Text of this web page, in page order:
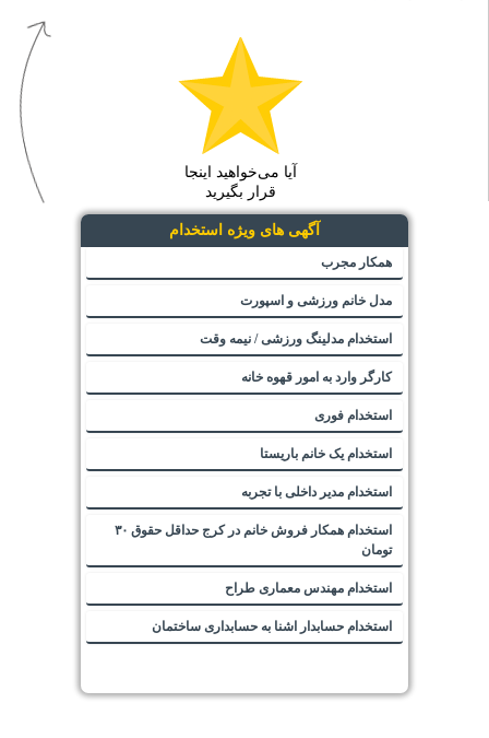
آیا می‌خواهید اینجا
قرار بگیرید
آگهی های ویژه استخدام
همکار مجرب
مدل خانم ورزشی و اسپورت
استخدام مدلینگ ورزشی / نیمه وقت
کارگر وارد به امور قهوه خانه
استخدام فوری
استخدام یک خانم باریستا
استخدام مدیر داخلی با تجربه
استخدام همکار فروش خانم در کرج حداقل حقوق ۳۰
تومان
استخدام مهندس معماری طراح
استخدام حسابدار اشنا به حسابداری ساختمان